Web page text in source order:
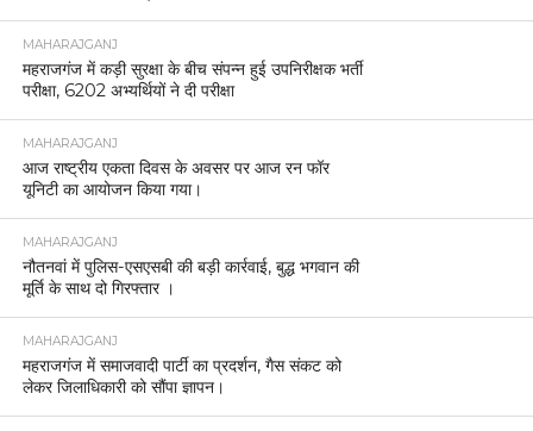
MAHARAJGANJ
महराजगंज में कड़ी सुरक्षा के बीच संपन्न हुई उपनिरीक्षक भर्ती
परीक्षा, 6202 अभ्यर्थियों ने दी परीक्षा
MAHARAJGANJ
आज राष्ट्रीय एकता दिवस के अवसर पर आज रन फॉर
यूनिटी का आयोजन किया गया।
MAHARAJGANJ
नौतनवां में पुलिस-एसएसबी की बड़ी कार्रवाई, बुद्ध भगवान की
मूर्ति के साथ दो गिरफ्तार ।
MAHARAJGANJ
महराजगंज में समाजवादी पार्टी का प्रदर्शन, गैस संकट को
लेकर जिलाधिकारी को सौंपा ज्ञापन।